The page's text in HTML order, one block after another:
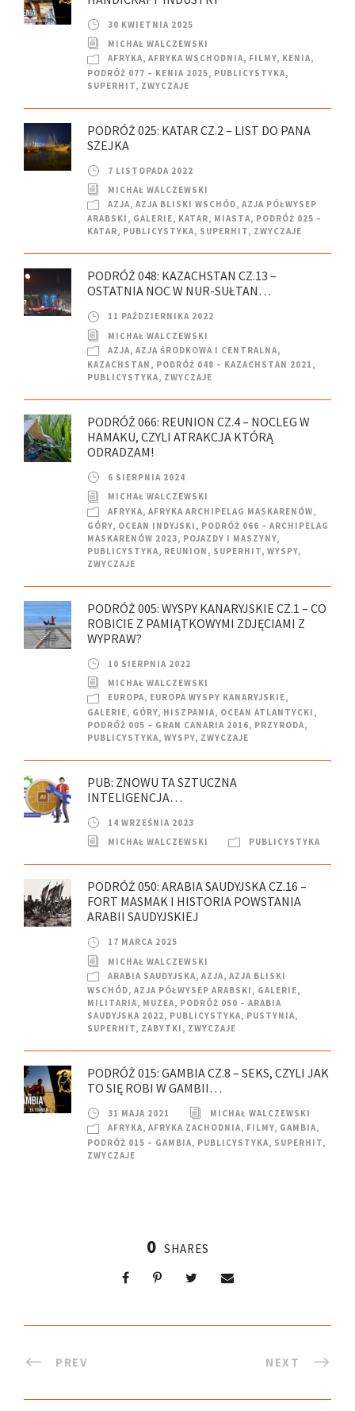
30 KWIETNIA 2025
MICHAŁ WALCZEWSKI
AFRYKA, AFRYKA WSCHODNIA, FILMY, KENIA,
PODRÓŻ 077 – KENIA 2025, PUBLICYSTYKA,
SUPERHIT, ZWYCZAJE
PODRÓŻ 025: KATAR CZ.2 – LIST DO PANA
SZEJKA
7 LISTOPADA 2022
MICHAŁ WALCZEWSKI
AZJA, AZJA BLISKI WSCHÓD, AZJA PÓŁWYSEP
ARABSKI , GALERIE, KATAR, MIASTA, PODRÓŻ 025 –
KATAR, PUBLICYSTYKA, SUPERHIT, ZWYCZAJE
PODRÓŻ 048: KAZACHSTAN CZ.13 –
OSTATNIA NOC W NUR-SUŁTAN…
11 PAŹDZIERNIKA 2022
MICHAŁ WALCZEWSKI
AZJA, AZJA ŚRODKOWA I CENTRALNA,
KAZACHSTAN , PODRÓŻ 048 – KAZACHSTAN 2021 ,
PUBLICYSTYKA, ZWYCZAJE
PODRÓŻ 066: REUNION CZ.4 – NOCLEG W
HAMAKU, CZYLI ATRAKCJA KTÓRĄ
ODRADZAM!
6 SIERPNIA 2024
MICHAŁ WALCZEWSKI
AFRYKA, AFRYKA ARCHIPELAG MASKARENÓW,
GÓRY, OCEAN INDYJSKI , PODRÓŻ 066 – ARCHIPELAG
MASKARENÓW 2023, POJAZDY I MASZYNY,
PUBLICYSTYKA, REUNION , SUPERHIT, WYSPY,
ZWYCZAJE
PODRÓŻ 005: WYSPY KANARYJSKIE CZ.1 – CO
ROBICIE Z PAMIĄTKOWYMI ZDJĘCIAMI Z
WYPRAW?
10 SIERPNIA 2022
MICHAŁ WALCZEWSKI
EUROPA, EUROPA WYSPY KANARYJSKIE,
GALERIE, GÓRY, HISZPANIA, OCEAN ATLANTYCKI ,
PODRÓŻ 005 – GRAN CANARIA 2016, PRZYRODA,
PUBLICYSTYKA, WYSPY, ZWYCZAJE
PUB: ZNOWU TA SZTUCZNA
INTELIGENCJA…
14 WRZEŚNIA 2023
MICHAŁ WALCZEWSKI
PUBLICYSTYKA
PODRÓŻ 050: ARABIA SAUDYJSKA CZ.16 –
FORT MASMAK I HISTORIA POWSTANIA
ARABII SAUDYJSKIEJ
17 MARCA 2025
MICHAŁ WALCZEWSKI
ARABIA SAUDYJSKA, AZJA, AZJA BLISKI
WSCHÓD, AZJA PÓŁWYSEP ARABSKI , GALERIE,
MILITARIA, MUZEA, PODRÓŻ 050 – ARABIA
SAUDYJSKA 2022, PUBLICYSTYKA, PUSTYNIA,
SUPERHIT, ZABYTKI , ZWYCZAJE
PODRÓŻ 015: GAMBIA CZ.8 – SEKS, CZYLI JAK
TO SIĘ ROBI W GAMBII…
31 MAJA 2021
MICHAŁ WALCZEWSKI
AFRYKA, AFRYKA ZACHODNIA, FILMY, GAMBIA,
PODRÓŻ 015 – GAMBIA, PUBLICYSTYKA, SUPERHIT,
ZWYCZAJE
0 SHARES
PREV NEXT